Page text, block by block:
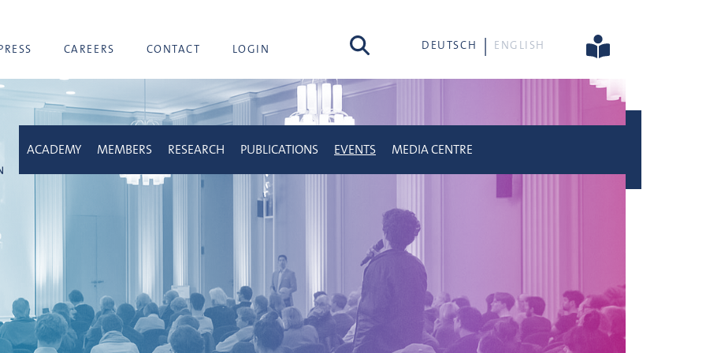
CAREERS CONTACT LOGIN search DEUTSCH ENGLISH
ACADEMY MEMBERS RESEARCH PUBLICATIONS EVENTS MEDIA CENTRE